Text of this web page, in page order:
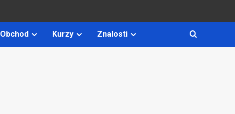
Obchod Kurzy Znalosti